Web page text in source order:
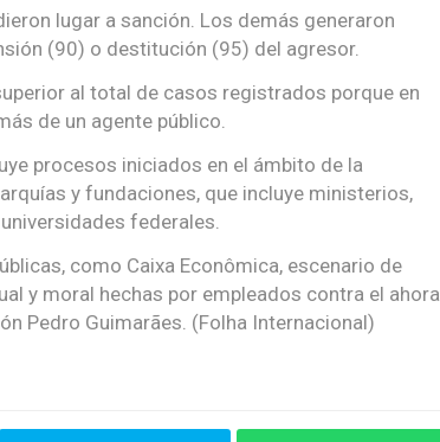
lugar a sanción. Los demás generaron
(90) o destitución (95) del agresor.
al total de casos registrados porque en
de un agente público.
procesos iniciados en el ámbito de la
y fundaciones, que incluye ministerios,
federales.
como Caixa Econômica, escenario de
y moral hechas por empleados contra el ahora
Pedro Guimarães. (Folha Internacional)